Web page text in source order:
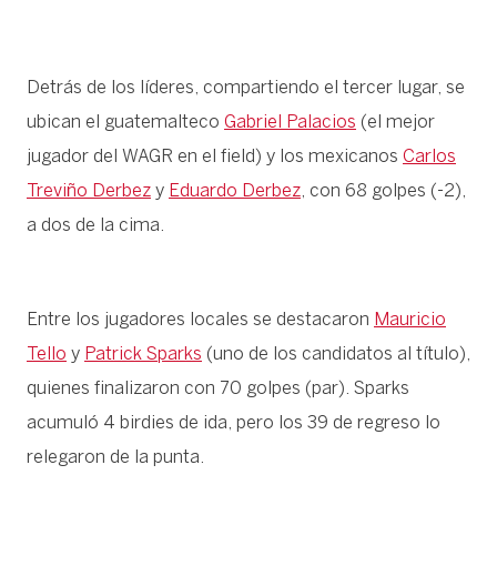
Detrás de los líderes, compartiendo el tercer lugar, se
ubican el guatemalteco Gabriel Palacios (el mejor
jugador del WAGR en el field) y los mexicanos Carlos
Treviño Derbez y Eduardo Derbez, con 68 golpes (-2),
a dos de la cima.
Entre los jugadores locales se destacaron Mauricio
Tello y Patrick Sparks (uno de los candidatos al título),
quienes finalizaron con 70 golpes (par). Sparks
acumuló 4 birdies de ida, pero los 39 de regreso lo
relegaron de la punta.